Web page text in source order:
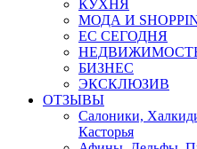
КУХНЯ
МОДА И
ЕС СЕГОДНЯ
БИЗНЕС
ЭКСКЛЮЗИВ
ОТЗЫВЫ
Салоники,
Касторья